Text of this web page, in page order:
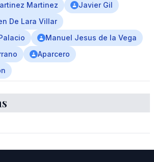
Martinez
Javier Gil
De Lara Villar
Manuel Jesus de la Vega
Aparcero